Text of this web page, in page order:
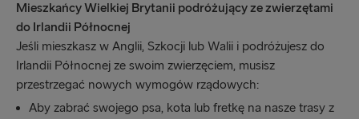
Mieszkańcy Wielkiej Brytanii podróżujący ze zwierzętami
do Irlandii Północnej
Jeśli mieszkasz w Anglii, Szkocji lub Walii i podróżujesz do
Irlandii Północnej ze swoim zwierzęciem, musisz
przestrzegać nowych wymogów rządowych:
Aby zabrać swojego psa, kota lub fretkę na nasze trasy z